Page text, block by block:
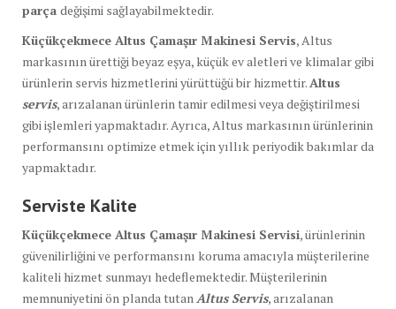
parça değişimi sağlayabilmektedir.
Küçükçekmece Altus Çamaşır Makinesi Servis, Altus
markasının ürettiği beyaz eşya, küçük ev aletleri ve klimalar gibi
ürünlerin servis hizmetlerini yürüttüğü bir hizmettir. Altus
servis, arızalanan ürünlerin tamir edilmesi veya değiştirilmesi
gibi işlemleri yapmaktadır. Ayrıca, Altus markasının ürünlerinin
performansını optimize etmek için yıllık periyodik bakımlar da
yapmaktadır.
Serviste Kalite
Küçükçekmece Altus Çamaşır Makinesi Servisi, ürünlerinin
güvenilirliğini ve performansını koruma amacıyla müşterilerine
kaliteli hizmet sunmayı hedeflemektedir. Müşterilerinin
memnuniyetini ön planda tutan Altus Servis, arızalanan